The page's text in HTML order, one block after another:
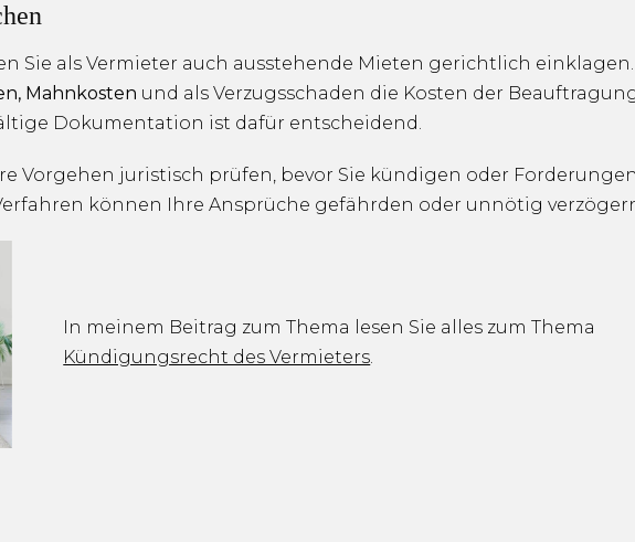
Sie als Vermieter auch ausstehende Mieten gerichtlich einklagen.
Mahnkosten und als Verzugsschaden die Kosten der
Dokumentation ist dafür entscheidend.
Vorgehen juristisch prüfen, bevor Sie kündigen oder
können Ihre Ansprüche gefährden oder unnötig
In meinem Beitrag zum Thema lesen Sie alles zum Thema
Kündigungsrecht des Vermieters.